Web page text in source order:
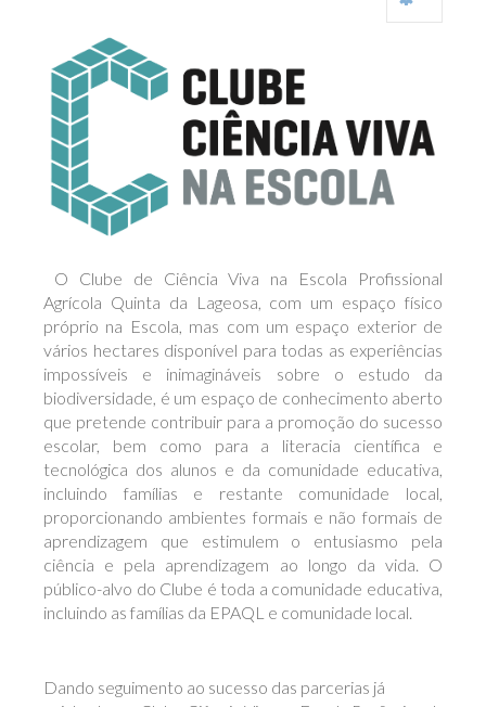
O Clube de Ciência Viva na Escola Profissional
Agrícola Quinta da Lageosa, com um espaço físico
próprio na Escola, mas com um espaço exterior de
vários hectares disponível para todas as experiências
impossíveis e inimagináveis sobre o estudo da
biodiversidade, é um espaço de conhecimento aberto
que pretende contribuir para a promoção do sucesso
escolar, bem como para a literacia científica e
tecnológica dos alunos e da comunidade educativa,
incluindo famílias e restante comunidade local,
proporcionando ambientes formais e não formais de
aprendizagem que estimulem o entusiasmo pela
ciência e pela aprendizagem ao longo da vida. O
público-alvo do Clube é toda a comunidade educativa,
incluindo as famílias da EPAQL e comunidade local.
Dando seguimento ao sucesso das parcerias já